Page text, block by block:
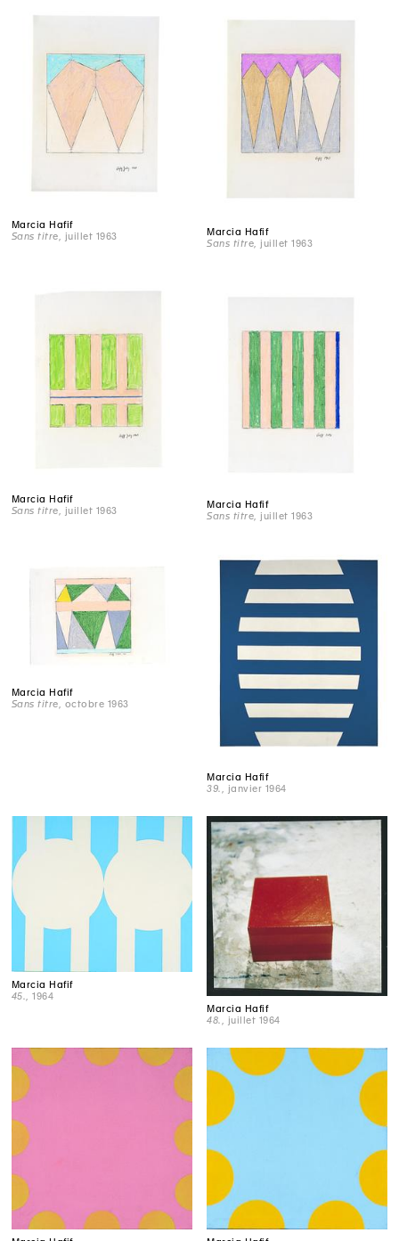
Marcia Hafif
Sans titre, juillet 1963
Marcia Hafif
Sans titre , juillet 1963
Marcia Hafif
Sans titre , juillet 1963
Marcia Hafif
Sans titre , juillet 1963
Marcia Hafif
Sans titre, octobre 1963
Marcia Hafif
39.
, janvier 1964
Marcia Hafif
45.
, 1964
Marcia Hafif
48.
, juillet 1964